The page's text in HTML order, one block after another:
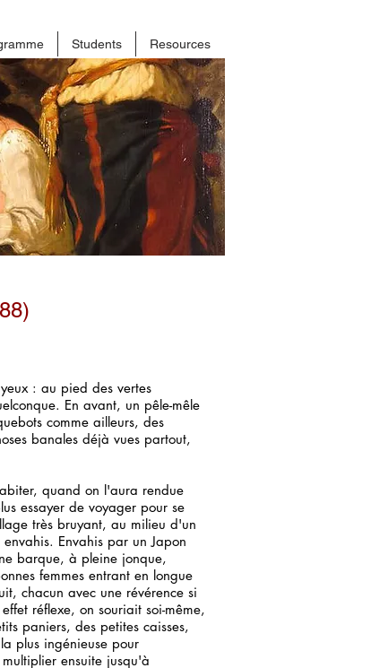
Students Resources
: au pied des vertes
En avant, un pêle-mêle
comme ailleurs, des
banales déjà vues partout,
quand on l'aura rendue
essayer de voyager pour se
très bruyant, au milieu d'un
Envahis par un Japon
barque, à pleine jonque,
femmes entrant en longue
chacun avec une révérence si
réflexe, on souriait soi-même,
paniers, des petites caisses,
plus ingénieuse pour
ensuite jusqu'à